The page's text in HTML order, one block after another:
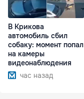
В Крикова
автомобиль сбил
собаку: момент попал
на камеры
видеонаблюдения
час назад